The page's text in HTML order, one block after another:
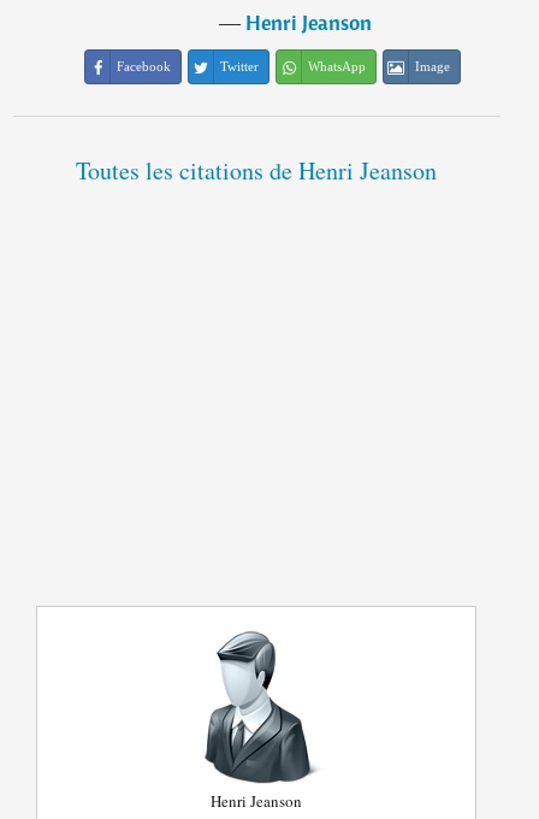
―Henri Jeanson
Facebook Twitter WhatsApp Image
Toutes les citations de Henri Jeanson
Henri Jeanson